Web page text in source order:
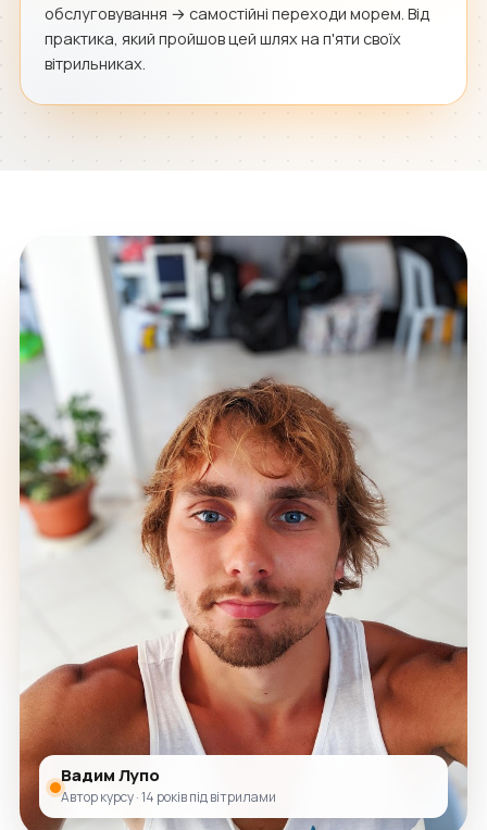
обслуговування → самостійні переходи морем. Від
практика, який пройшов цей шлях на п'яти своїх
вітрильниках.
Вадим Лупо
Автор курсу · 14 років під вітрилами